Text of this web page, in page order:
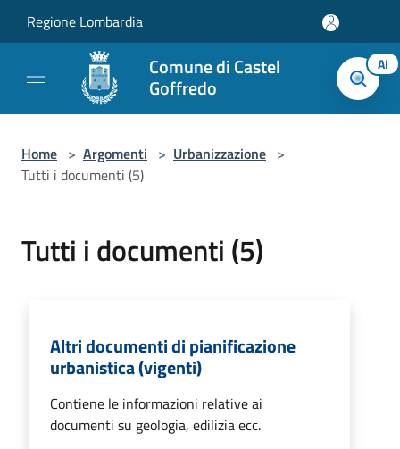
Regione Lombardia
Comune di Castel
Goffredo
AI
Home > Argomenti > Urbanizzazione >
Tutti i documenti (5)
Tutti i documenti (5)
Altri documenti di pianificazione
urbanistica (vigenti)
Contiene le informazioni relative ai
documenti su geologia, edilizia ecc.